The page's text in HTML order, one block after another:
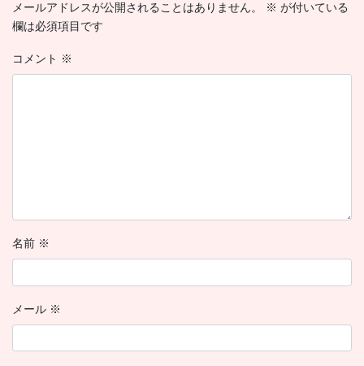
メールアドレスが公開されることはありません。 ※ が付いている
欄は必須項目です
コメント ※
名前 ※
メール ※